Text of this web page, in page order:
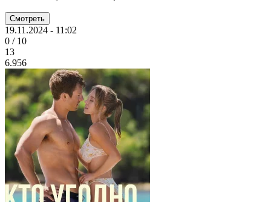
Смотреть
19.11.2024 - 11:02
0 / 10
13
6.956